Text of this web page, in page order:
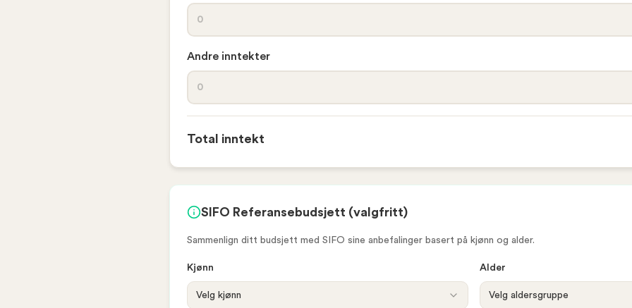
Andre inntekter
Total inntekt
SIFO Referansebudsjett (valgfritt)
Sammenlign ditt budsjett med SIFO sine anbefalinger basert på kjønn og alder.
Kjønn
Velg kjønn
Alder
Velg aldersgruppe